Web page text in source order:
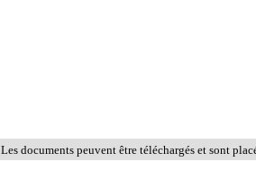
Les documents peuvent être téléchargés et sont